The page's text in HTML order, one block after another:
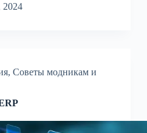
2024
, Советы модникам и